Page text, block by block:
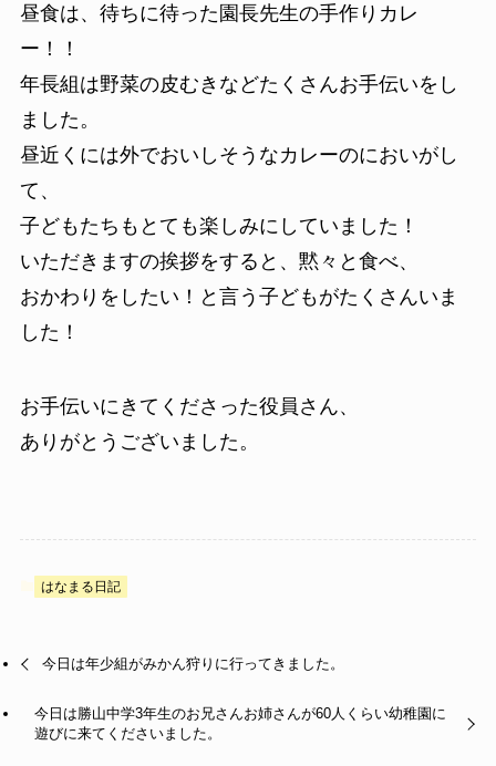
昼食は、待ちに待った園長先生の手作りカレ
ー！！
年長組は野菜の皮むきなどたくさんお手伝いをし
ました。
昼近くには外でおいしそうなカレーのにおいがし
て、
子どもたちもとても楽しみにしていました！
いただきますの挨拶をすると、黙々と食べ、
おかわりをしたい！と言う子どもがたくさんいま
した！
お手伝いにきてくださった役員さん、
ありがとうございました。
はなまる日記
今日は年少組がみかん狩りに行ってきました。
今日は勝山中学3年生のお兄さんお姉さんが60人くらい幼稚園に
遊びに来てくださいました。